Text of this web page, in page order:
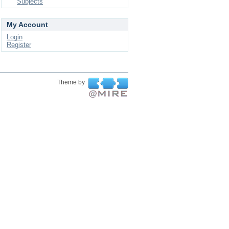
My Account
Login
Register
Theme by